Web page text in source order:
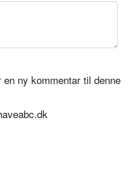
ny kommentar til denne